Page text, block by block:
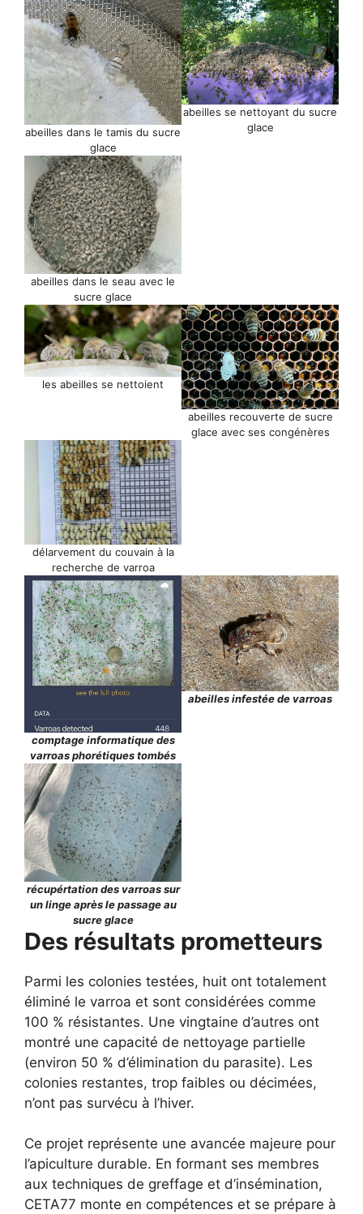
abeilles dans le tamis du sucre
glace
abeilles se nettoyant du sucre
glace
abeilles dans le seau avec le
sucre glace
les abeilles se nettoient
abeilles recouverte de sucre
glace avec ses congénères
délarvement du couvain à la
recherche de varroa
comptage informatique des
varroas phorétiques tombés
abeilles infestée de varroas
récupértation des varroas sur
un linge après le passage au
sucre glace
Des résultats prometteurs
Parmi les colonies testées, huit ont totalement
éliminé le varroa et sont considérées comme
100 % résistantes. Une vingtaine d’autres ont
montré une capacité de nettoyage partielle
(environ 50 % d’élimination du parasite). Les
colonies restantes, trop faibles ou décimées,
n’ont pas survécu à l’hiver.
Ce projet représente une avancée majeure pour
l’apiculture durable. En formant ses membres
aux techniques de greffage et d’insémination,
CETA77 monte en compétences et se prépare à